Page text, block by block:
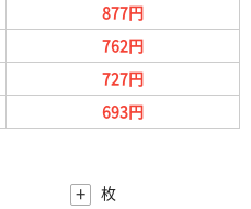
877円
762円
727円
693円
+ 枚